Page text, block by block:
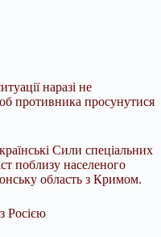
наразі не
противника просунутися
Сили спеціальних
поблизу населеного
область з Кримом.
Росією